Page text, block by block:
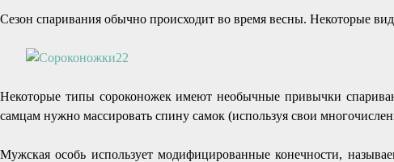
Сезон спаривания обычно происходит во время весны. Некоторые
Некоторые типы сороконожек имеют необычные привычки
самцам нужно массировать спину самок (используя свои
Мужская особь использует модифицированные конечности,